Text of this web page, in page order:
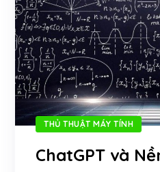
THỦ THUẬT MÁY TÍNH
ChatGPT và